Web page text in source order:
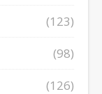
(123)
(98)
(126)